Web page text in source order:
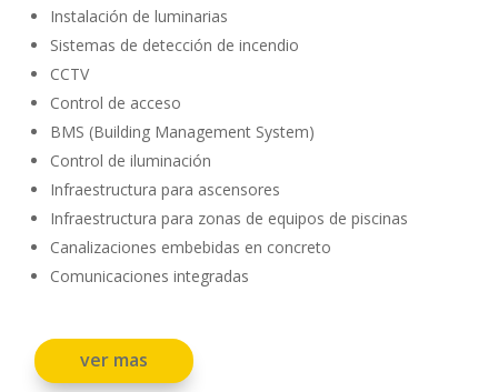
Instalación de luminarias
Sistemas de detección de incendio
CCTV
Control de acceso
BMS (Building Management System)
Control de iluminación
Infraestructura para ascensores
Infraestructura para zonas de equipos de piscinas
Canalizaciones embebidas en concreto
Comunicaciones integradas
ver mas